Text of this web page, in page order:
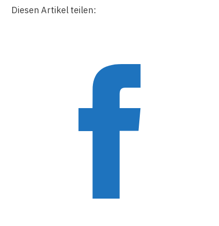
Diesen Artikel teilen: